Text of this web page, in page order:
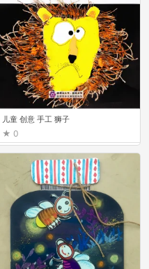
儿童 创意 手工 狮子
0